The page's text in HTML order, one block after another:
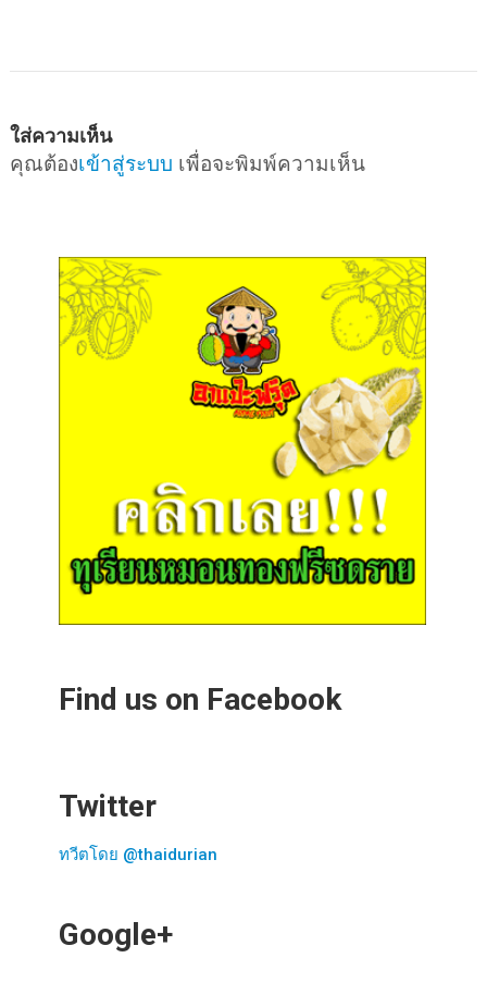
ใส่ความเห็น
คุณต้องเข้าสู่ระบบ เพื่อจะพิมพ์ความเห็น
Find us on Facebook
Twitter
ทวีตโดย @thaidurian
Google+